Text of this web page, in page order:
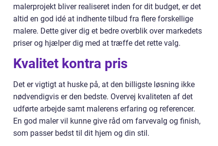
malerprojekt bliver realiseret inden for dit budget, er det
altid en god idé at indhente tilbud fra flere forskellige
malere. Dette giver dig et bedre overblik over markedets
priser og hjælper dig med at træffe det rette valg.
Kvalitet kontra pris
Det er vigtigt at huske på, at den billigste løsning ikke
nødvendigvis er den bedste. Overvej kvaliteten af det
udførte arbejde samt malerens erfaring og referencer.
En god maler vil kunne give råd om farvevalg og finish,
som passer bedst til dit hjem og din stil.